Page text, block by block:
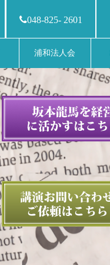
048-825- 2601
浦和法人会